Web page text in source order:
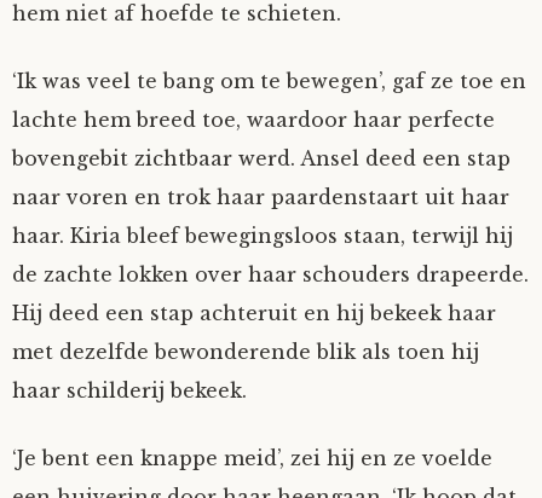
hem niet af hoefde te schieten.
‘Ik was veel te bang om te bewegen’, gaf ze toe en
lachte hem breed toe, waardoor haar perfecte
bovengebit zichtbaar werd. Ansel deed een stap
naar voren en trok haar paardenstaart uit haar
haar. Kiria bleef bewegingsloos staan, terwijl hij
de zachte lokken over haar schouders drapeerde.
Hij deed een stap achteruit en hij bekeek haar
met dezelfde bewonderende blik als toen hij
haar schilderij bekeek.
‘Je bent een knappe meid’, zei hij en ze voelde